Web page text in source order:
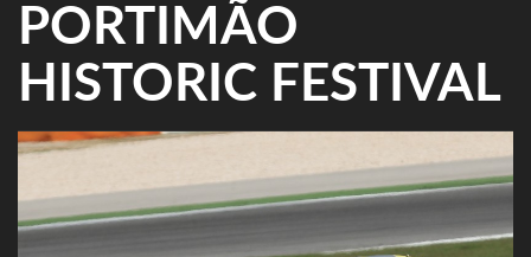
PORTIMÃO
HISTORIC FESTIVAL